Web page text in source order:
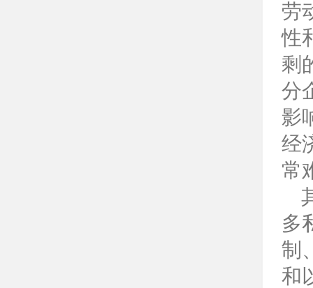
劳
性
剩
分
影
经
常
多
制
和